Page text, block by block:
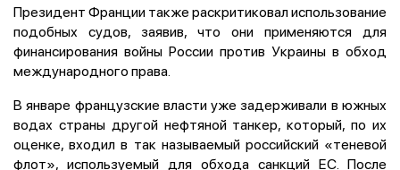
Президент Франции также раскритиковал использование
подобных судов, заявив, что они применяются для
финансирования войны России против Украины в обход
международного права.
В январе французские власти уже задерживали в южных
водах страны другой нефтяной танкер, который, по их
оценке, входил в так называемый российский «теневой
флот», используемый для обхода санкций ЕС. После